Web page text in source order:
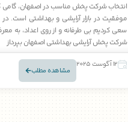
انتخاب شرکت پخش مناسب در اصفهان، گامی
موفقیت در بازار آرایشی و بهداشتی است.
سعی کردیم بی طرفانه و از روی اعداد، به
شرکت پخش آرایشی بهداشتی اصفهان بپرداز
12 آگوست 2025
مشاهده مطلب